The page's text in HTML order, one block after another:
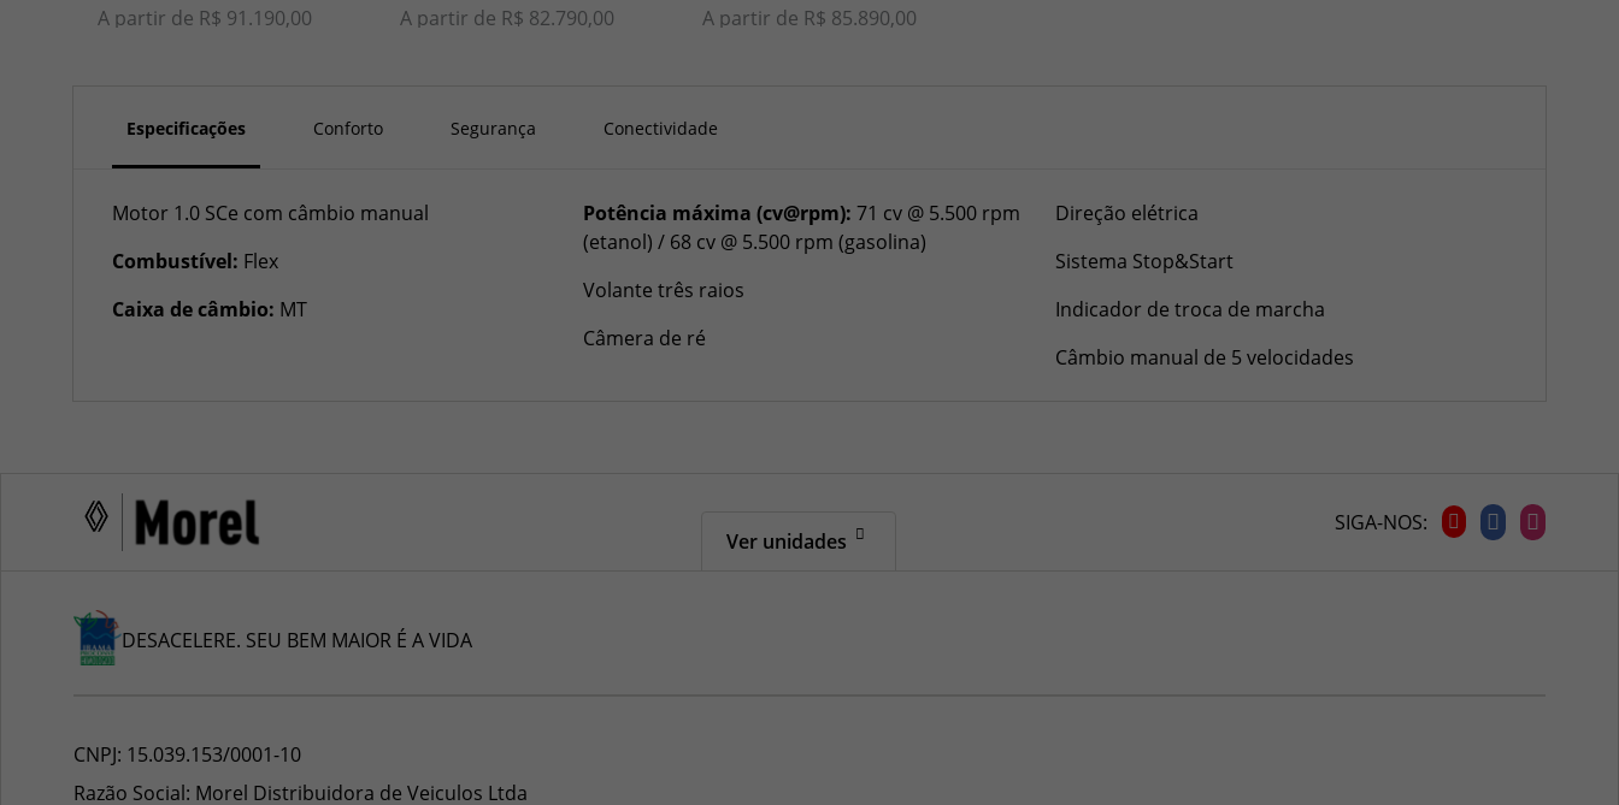
A partir de R$ 91.190,00 A partir de R$ 82.790,00 A partir de R$ 85.890,00
Especificações Conforto Segurança Conectividade
Motor 1.0 SCe com câmbio manual
Combustível: Flex
Caixa de câmbio: MT
Potência máxima (cv@rpm): 71 cv @ 5.500 rpm
(etanol) / 68 cv @ 5.500 rpm (gasolina)
Volante três raios
Câmera de ré
Direção elétrica
Sistema Stop&Start
Indicador de troca de marcha
Câmbio manual de 5 velocidades
Ver unidades
SIGA-NOS:
DESACELERE. SEU BEM MAIOR É A VIDA
CNPJ: 15.039.153/0001-10
Razão Social: Morel Distribuidora de Veiculos Ltda